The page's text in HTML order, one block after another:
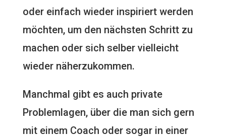
oder einfach wieder inspiriert werden
möchten, um den nächsten Schritt zu
machen oder sich selber vielleicht
wieder näherzukommen.
Manchmal gibt es auch private
Problemlagen, über die man sich gern
mit einem Coach oder sogar in einer